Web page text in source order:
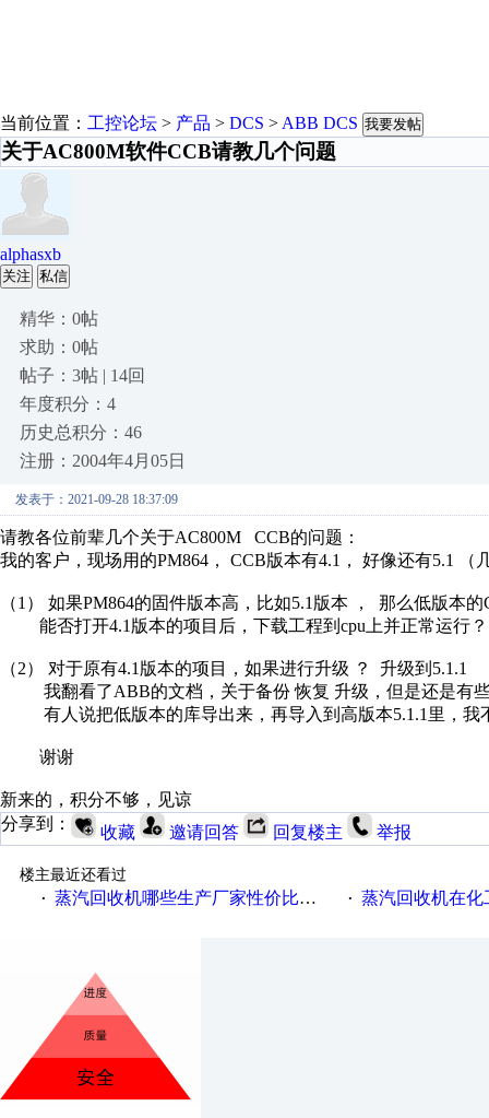
当前位置： 工控论坛 > 产品 > DCS > ABB DCS 我要发帖
关于AC800M软件CCB请教几个问题
alphasxb
关注 私信
精华：0帖
求助：0帖
帖子：3帖 | 14回
年度积分：4
历史总积分：46
注册：2004年4月05日
发表于：2021-09-28 18:37:09
请教各位前辈几个关于AC800M CCB的问题：
我的客户，现场用的PM864， CCB版本有4.1， 好像还有5.1 （
（1） 如果PM864的固件版本高，比如5.1版本 ， 那么低版本
能否打开4.1版本的项目后，下载工程到cpu上并正常运行
（2） 对于原有4.1版本的项目，如果进行升级 ？ 升级到5.1.1
我翻看了ABB的文档，关于备份 恢复 升级，但是还是有些
有人说把低版本的库导出来，再导入到高版本5.1.1里，我
谢谢
新来的，积分不够，见谅
分享到：
收藏 邀请回答 回复楼主 举报
楼主最近还看过
· 蒸汽回收机哪些生产厂家性价比高一些 · 蒸汽回收机在化